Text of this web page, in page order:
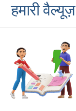
हमारी वैल्यूज़